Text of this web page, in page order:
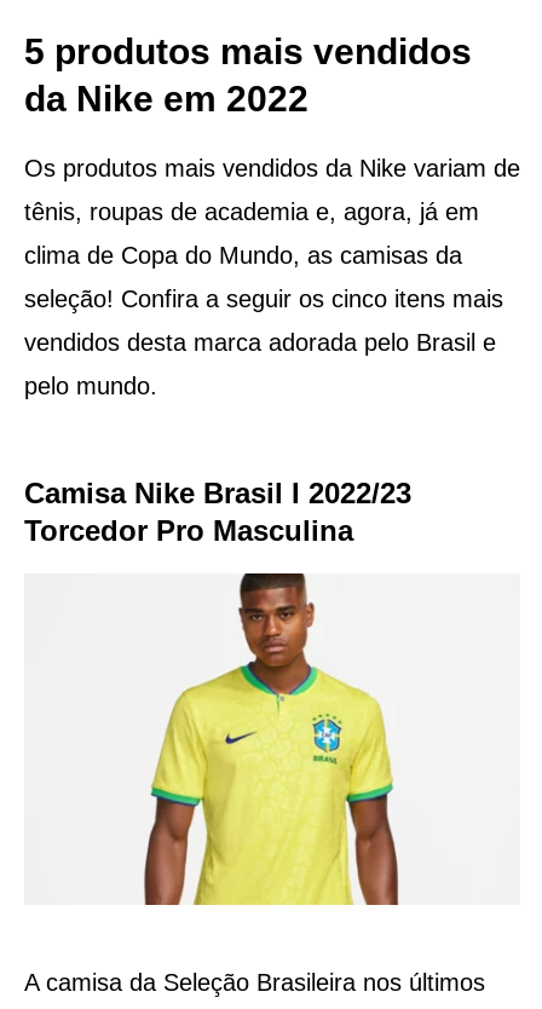
5 produtos mais vendidos
da Nike em 2022
Os produtos mais vendidos da Nike variam de
tênis, roupas de academia e, agora, já em
clima de Copa do Mundo, as camisas da
seleção! Confira a seguir os cinco itens mais
vendidos desta marca adorada pelo Brasil e
pelo mundo.
Camisa Nike Brasil I 2022/23
Torcedor Pro Masculina
A camisa da Seleção Brasileira nos últimos